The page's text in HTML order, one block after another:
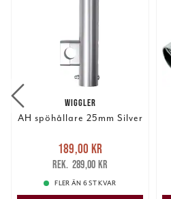
WIGGLER
AH spöhållare 25mm Silver
Nuvarande pris
189,00 krTidigare pris
289,00 kr
189,00 kr
289,00 kr
FLER ÄN 6 ST KVAR